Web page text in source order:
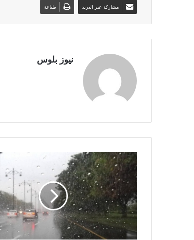
مشاركة عبر البريد طباعة
نيوز بلوس